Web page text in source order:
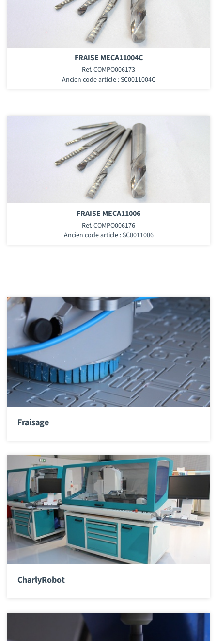
FRAISE MECA11004C
Ref. COMPO006173
Ancien code article : SC0011004C
FRAISE MECA11006
Ref. COMPO006176
Ancien code article : SC0011006
Fraisage
CharlyRobot